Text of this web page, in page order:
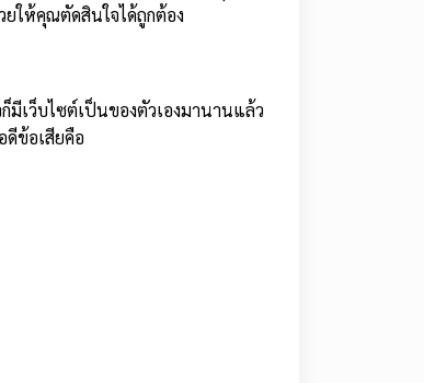
ให้คุณตัดสินใจได้ถูกต้อง
มีเว็บไซต์เป็นของตัวเองมานานแล้ว
ดีข้อเสียคือ